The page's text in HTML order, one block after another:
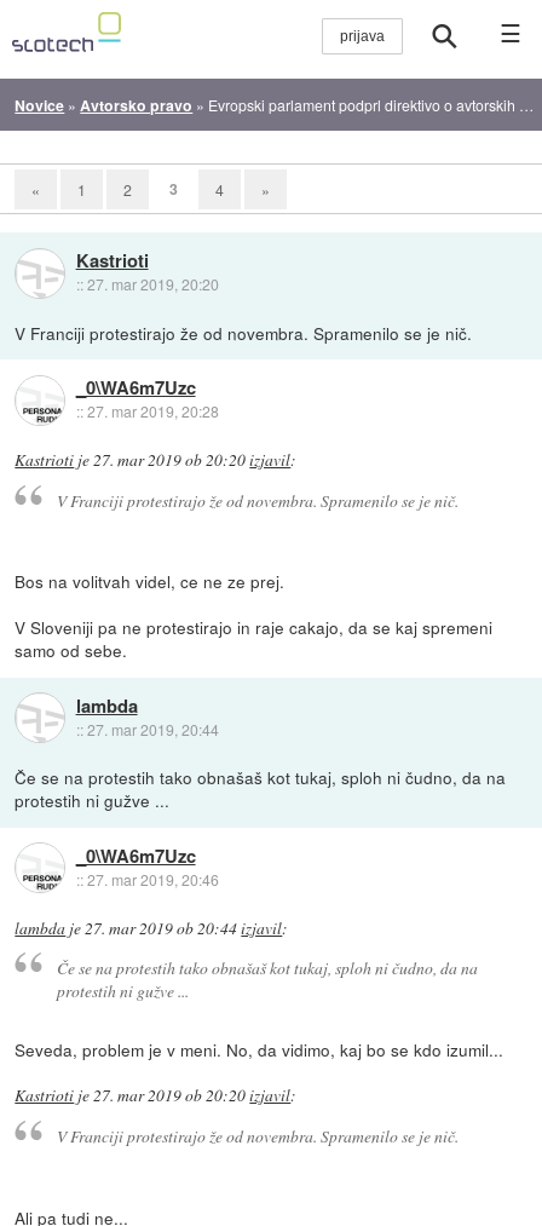
☰
Novice » Avtorsko pravo » Evropski parlament podprl direktivo o avtorskih pravicah
« 1 2 3 4 »
Kastrioti
::27. mar 2019, 20:20
V Franciji protestirajo že od novembra. Spramenilo se je nič.
_0\WA6m7Uzc
::27. mar 2019, 20:28
Kastrioti je27. mar 2019 ob 20:20izjavil:
V Franciji protestirajo že od novembra. Spramenilo se je nič.
Bos na volitvah videl, ce ne ze prej.
V Sloveniji pa ne protestirajo in raje cakajo, da se kaj spremeni
samo od sebe.
lambda
::27. mar 2019, 20:44
Če se na protestih tako obnašaš kot tukaj, sploh ni čudno, da na
protestih ni gužve ...
_0\WA6m7Uzc
::27. mar 2019, 20:46
lambda je 27. mar 2019 ob 20:44izjavil:
Če se na protestih tako obnašaš kot tukaj, sploh ni čudno, da na
protestih ni gužve ...
Seveda, problem je v meni. No, da vidimo, kaj bo se kdo izumil...
Kastrioti je27. mar 2019 ob 20:20izjavil:
V Franciji protestirajo že od novembra. Spramenilo se je nič.
Ali pa tudi ne...